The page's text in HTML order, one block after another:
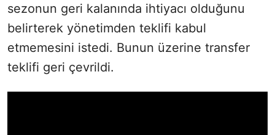
sezonun geri kalanında ihtiyacı olduğunu
belirterek yönetimden teklifi kabul
etmemesini istedi. Bunun üzerine transfer
teklifi geri çevrildi.